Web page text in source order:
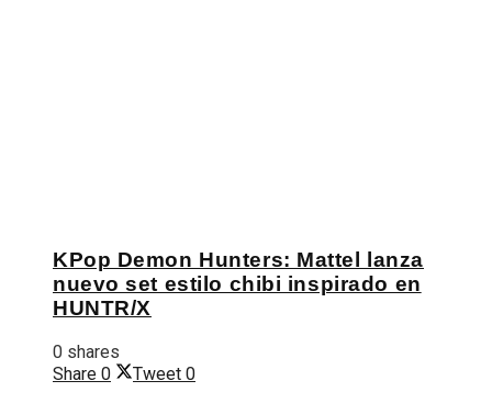
KPop Demon Hunters: Mattel lanza
nuevo set estilo chibi inspirado en
HUNTR/X
0 shares
Share 0 Tweet 0